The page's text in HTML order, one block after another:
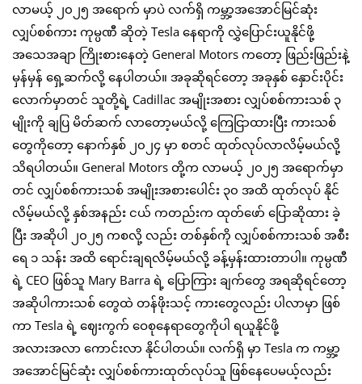
လာမယ့် ၂၀၂၅ အရောက် မှာပဲ လက်ရှိ ကမ္ဘာ့အအောင်မြင်ဆုံး
လျှပ်စစ်ကား ကုမ္ပဏီ ဆိုတဲ့ Tesla နေရာကို လွှဲပြောင်းယူနိုင်ဖို့
အသေအချာ ကြိုးစားနေတဲ့ General Motors ကတော့ ဖြည်းဖြည်းနဲ့
မှန်မှန် ရှေ့ဆက်လို့ နေပါတယ်။ အခုဆိုရင်တော့ အခုနှစ် နှောင်းပိုင်း
လောက်မှာတင် သူတို့ရဲ့ Cadillac အမျိုးအစား လျှပ်စစ်ကားသစ် ၃
မျိုးကို ချပြ မိတ်ဆက် လာတော့မယ်လို့ ကြေငြာထားပြီး ကားသစ်
တွေကိုတော့ နောက်နှစ် ၂၀၂၄ မှာ စတင် ထုတ်လုပ်လာလိမ့်မယ်လို့
သိရပါတယ်။ General Motors တို့က လာမယ့် ၂၀၂၅ အရောက်မှာ
တင် လျှပ်စစ်ကားသစ် အမျိုးအစားပေါင်း ၃၀ အထိ ထုတ်လုပ် နိုင်
လိမ့်မယ်လို့ နှစ်အနည်း ငယ် ကတည်းက ထုတ်ဖော် ပြောဆိုထား ခဲ့
ပြီး အဆိုပါ ၂၀၂၅ ကစလို့ လည်း တစ်နှစ်ကို လျှပ်စစ်ကားသစ် အစီး
ရေ ၁ သန်း အထိ ရောင်းချရလိမ့်မယ်လို့ ခန့်မှန်းထားတာပါ။ ကုမ္ပဏီ
ရဲ့ CEO ဖြစ်သူ Mary Barra ရဲ့ ပြောကြား ချက်တွေ အရဆိုရင်တော့
အဆိုပါကားသစ် တွေထဲ တန်ဖိုးသင့် ကားတွေလည်း ပါလာမှာ ဖြစ်
ကာ Tesla ရဲ့ ဈေးကွက် ဝေစုနေရာတွေကိုပါ ရယူနိုင်ဖို့
အလားအလာ ကောင်းလာ နိုင်ပါတယ်။ လက်ရှိ မှာ Tesla က ကမ္ဘာ့
‌အအောင်မြင်ဆုံး လျှပ်စစ်ကားထုတ်လုပ်သူ ဖြစ်နေပေမယ့်လည်း